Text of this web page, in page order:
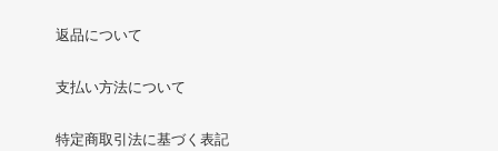
返品について
支払い方法について
特定商取引法に基づく表記